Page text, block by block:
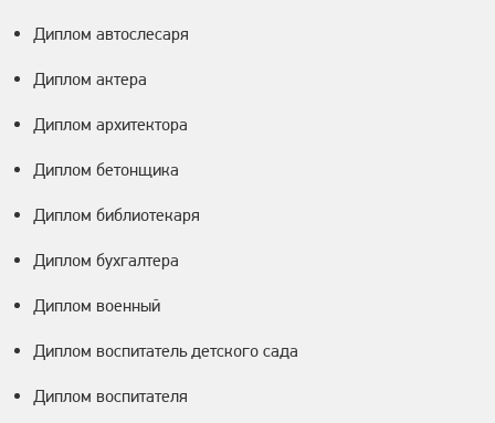
Диплом автослесаря
Диплом актера
Диплом архитектора
Диплом бетонщика
Диплом библиотекаря
Диплом бухгалтера
Диплом военный
Диплом воспитатель детского сада
Диплом воспитателя